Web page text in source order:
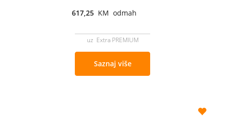
617,25 KM odmah
uz Extra PREMIUM
Saznaj više